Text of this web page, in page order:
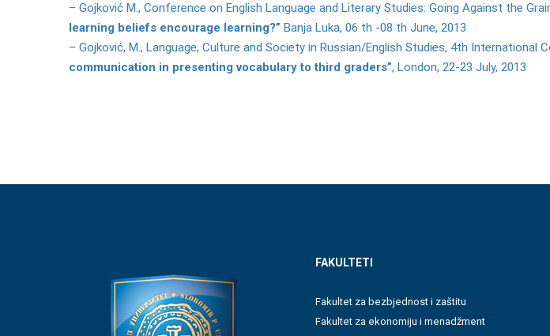
– Gojković M., Conference on English Language and Literary Studies: Going Against the
learning beliefs encourage learning?” Banja Luka, 06 th -08 th June, 2013
– Gojković, M., Language, Culture and Society in Russian/English Studies, 4th International
communication in presenting vocabulary to third graders”, London, 22-23 July, 2013
FAKULTETI
Fakultet za bezbjednost i zaštitu
Fakultet za ekonomiju i menadžment